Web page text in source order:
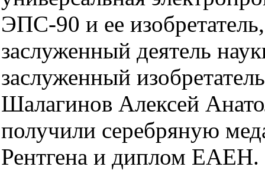
ЭПС-90 и ее
заслуженный деятель
заслуженный
Шалагинов Алексей
получили серебряную
Рентгена и диплом ЕАЕН.